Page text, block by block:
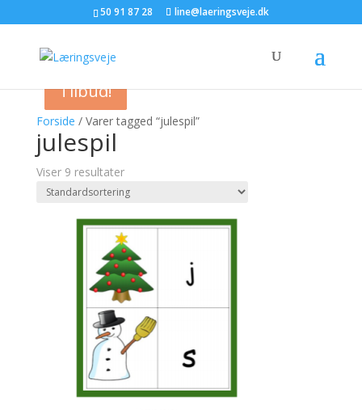
50 91 87 28 line@laeringsveje.dk
Forside / Varer tagged “julespil”
julespil
Viser 9 resultater
Tilbud!
Tilbud!
Tilbud!
Tilbud!